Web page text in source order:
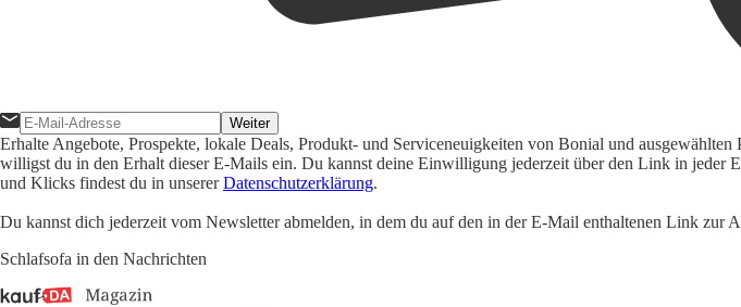
Weiter
Erhalte Angebote, Prospekte, lokale Deals, Produkt- und Serviceneuigkeiten von Bonial und
willigst du in den Erhalt dieser E-Mails ein. Du kannst deine Einwilligung jederzeit über den Link in
und Klicks findest du in unsererDatenschutzerklärung.
Du kannst dich jederzeit vom Newsletter abmelden, in dem du auf den in der E-Mail enthaltenen Link zur
Schlafsofa in den Nachrichten